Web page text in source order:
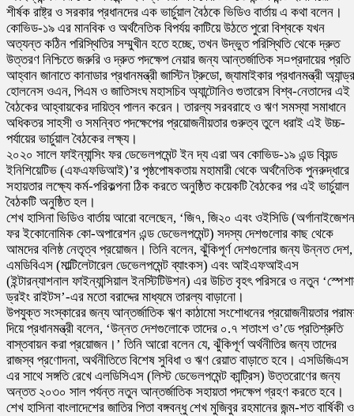
শীর্ষক রাষ্ট্র ও সরকার প্রধানদের এক ভার্চুয়াল বৈঠকে ভিডিও বার্তায় এ কথা বলেন।
কোভিড-১৯ এর মানবিক ও অর্থনৈতিক বিপর্যয় কাটিয়ে উঠতে পুরো বিশ্বকে যখন
অত্যন্ত কঠিন পরিস্থিতির সম্মুখীন হতে হচ্ছে, তখন উদ্ভুত পরিস্থিতি থেকে দ্রুত
উত্তরণ নিশ্চিতে জরুরি ও দ্রুত পদক্ষেপ নেয়ার জন্য আন্তর্জাতিক স¤প্রদায়ের প্রতি
আহ্বান জানাতে কানাডার প্রধানমন্ত্রী জাস্টিন ট্রুডো, জ্যামাইকার প্রধানমন্ত্রী
হোলনেস ওএন, পিএম ও জাতিসংঘ মহাসচিব অ্যান্টোনিও গুতারেস বিশ্ব-নেতাদের এই
বৈঠকের আহ্বায়কের দায়িত্ব পালন করেন। তারল্য সরবরাহে ও ঋণ সমস্যা সমাধানে
অধিকতর সাহসী ও সমন্বিত পদক্ষেপের প্রয়োজনীয়তার গুরুত্ব তুলে ধরাই এই উচ্চ-
পর্যায়ের ভার্চুয়াল বৈঠকের লক্ষ্য।
২০২০ সালে ফাইন্যান্সিং ফর ডেভেলপমেন্ট ইন দ্য এরা অব কোভিড-১৯ এন্ড বিয়ন্ড
ইনিশিয়েটিভ (এফএফডিআই)’র পৃষ্ঠপোষকতায় মহামারী থেকে অর্থনৈতিক পুনরুদ্ধারে
সহায়তার লক্ষ্যে কর্ম-পরিকল্পনা ঠিক করতে অনুষ্ঠিত কয়েকটি বৈঠকের পর এই ভার্চুয়াল
বৈঠকটি অনুষ্ঠিত হল।
শেখ হাসিনা ভিডিও বার্তায় আরো বলেছেন, ‘জি৭, জি২০ এবং ওইসিডি (অর্গানাইজেশন
ফর ইকোনোমিক কো-অপারেশন এন্ড ডেভেলপমেন্ট) সদস্য দেশগুলোর কাছ থেকে
আমদের বলিষ্ঠ নেতৃত্ব প্রয়োজন। তিনি বলেন, ঝুঁকিপূর্ণ দেশগুলোর জন্য উন্নত দেশ,
এমডিবিএস (মাল্টিলেটারেল ডেভেলপমেন্ট ব্যাংকস) এবং আইএফআইএস
(ইন্টারন্যাশনাল ফাইন্যান্সিয়াল ইনস্টিটিউশন) এর উচিত বৃহৎ পরিসরে ও নতুন
ড্রইং রাইটস’-এর মতো বরাদ্দের মাধ্যমে তারল্য বাড়ানো।
উপযুক্ত সংস্কারের জন্য আন্তর্জাতিক ঋণ কাঠামো সংশোধনের প্রয়োজনীয়তার
দিয়ে প্রধানমন্ত্রী বলেন, ‘উন্নত দেশগুলোকে তাদের ০.৭ শতাংশ ও’ডে প্রতিশ্রুতি
বাস্তবায়ন করা প্রয়োজন।’ তিনি আরো বলেন যে, ঝুঁকিপূর্ণ অর্থনীতির জন্য তাদের
রাজস্ব প্রণোদনা, অর্থনীতিতে বিশেষ সুবিধা ও ঋণ রেয়াত বাড়াতে হবে। এসডিজিএস
এর সাথে সঙ্গতি রেখে এলডিসিএস (লিস্ট ডেভেলপমেন্ট কান্ট্রিস) উত্তরোণের জন্য
অন্তত ২০৩০ সাল পর্যন্ত নতুন আন্তর্জাতিক সহায়তা পদক্ষেপ গ্রহণ করতে হবে।
শেখ হাসিনা বাংলাদেশের জাতির পিতা বঙ্গবন্ধু শেখ মুজিবুর রহমানের জন্ম-শত বার্ষিকী ও